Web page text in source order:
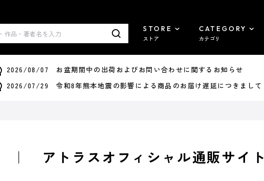
STORE
ストア
CATEGORY
カテゴリ
2026/08/07 お盆期間中の出荷およびお問い合わせに関するお知らせ
2026/07/29 令和8年熊本地震の影響による商品のお届け遅延につきまして
｜ アトラスオフィシャル通販サイト